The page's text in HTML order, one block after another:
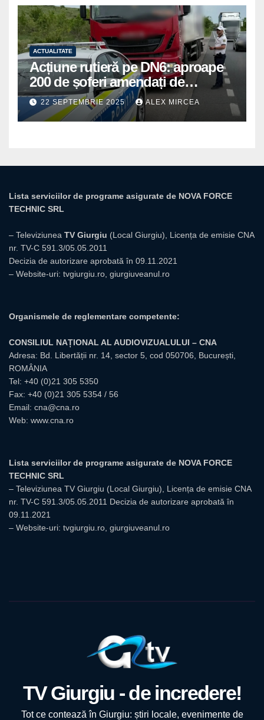
ACTUALITATE
Acțiune rutieră pe DN6: aproape
200 de șoferi amendați de
polițiștii din Mihăilești
22 SEPTEMBRIE 2025 ALEX MIRCEA
Lista serviciilor de programe asigurate de NOVA FORCE
TECHNIC SRL
– Televiziunea TV Giurgiu (Local Giurgiu), Licența de emisie CNA
nr. TV-C 591.3/05.05.2011
Decizia de autorizare aprobată în 09.11.2021
– Website-uri: tvgiurgiu.ro giurgiuveanul.ro
Organismele de reglementare competente:
CONSILIUL NAȚIONAL AL AUDIOVIZUALULUI – CNA
Adresa: Bd. Libertății nr. 14, sector 5, cod 050706, București,
ROMÂNIA
Tel: +40 (0)21 305 5350
Fax: +40 (0)21 305 5354 / 56
Email: cna@cna.ro
Web: www.cna.ro
Lista serviciilor de programe asigurate de NOVA FORCE
TECHNIC SRL
– Televiziunea TV Giurgiu (Local Giurgiu), Licența de emisie CNA
nr. TV-C 591.3/05.05.2011 Decizia de autorizare aprobată în
09.11.2021
– Website-uri: tvgiurgiu.ro, giurgiuveanul.ro
TV Giurgiu - de incredere!
Tot ce contează în Giurgiu: știri locale, evenimente de